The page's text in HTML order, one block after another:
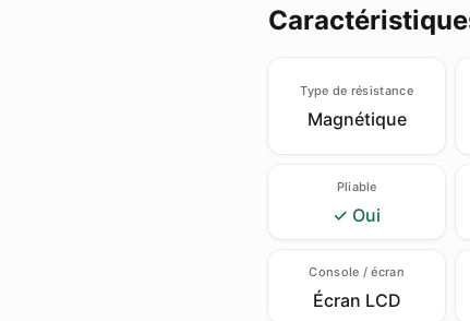
Type de résistance
Magnétique
Pliable
✓ Oui
Console / écran
Écran LCD